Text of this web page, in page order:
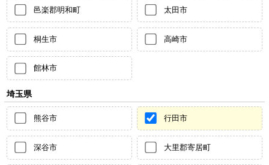
邑楽郡明和町 太田市
桐生市 高崎市
館林市
埼玉県
熊谷市 行田市
深谷市 大里郡寄居町